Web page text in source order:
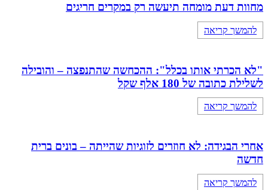
מחוות דעת מומחה תיעשה רק במקרים חריגים
להמשך קריאה
"לא הכרתי אותו בכלל": ההכחשה שהתנפצה – והובילה
לשלילת כתובה של 180 אלף שקל
להמשך קריאה
אחרי הבגידה: לא חוזרים לזוגיות שהייתה – בונים ברית
חדשה
להמשך קריאה